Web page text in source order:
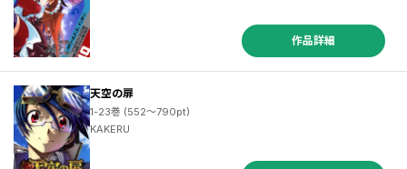
作品詳細
天空の扉
1-23巻 (552～790pt)
KAKERU